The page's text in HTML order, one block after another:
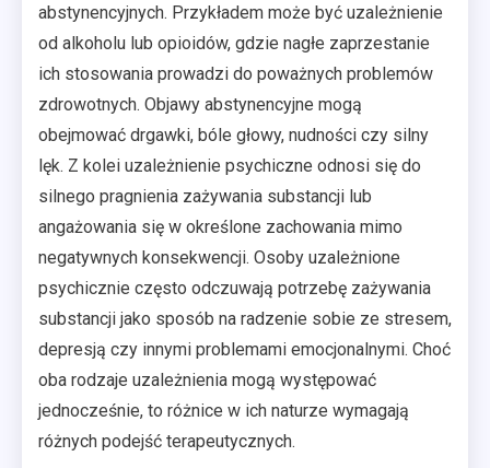
abstynencyjnych. Przykładem może być uzależnienie
od alkoholu lub opioidów, gdzie nagłe zaprzestanie
ich stosowania prowadzi do poważnych problemów
zdrowotnych. Objawy abstynencyjne mogą
obejmować drgawki, bóle głowy, nudności czy silny
lęk. Z kolei uzależnienie psychiczne odnosi się do
silnego pragnienia zażywania substancji lub
angażowania się w określone zachowania mimo
negatywnych konsekwencji. Osoby uzależnione
psychicznie często odczuwają potrzebę zażywania
substancji jako sposób na radzenie sobie ze stresem,
depresją czy innymi problemami emocjonalnymi. Choć
oba rodzaje uzależnienia mogą występować
jednocześnie, to różnice w ich naturze wymagają
różnych podejść terapeutycznych.